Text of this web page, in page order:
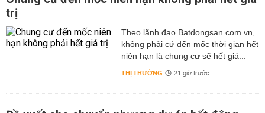
trị
Theo lãnh đạo Batdongsan.com.vn,
không phải cứ đến mốc thời gian hết
niên hạn là chung cư sẽ hết giá...
THỊ TRƯỜNG 21 giờ trước